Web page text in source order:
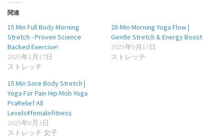
関連
15 Min Full Body Morning
Stretch - Proven Science
Backed Exercise!
2025年1月17日
ストレッチ
28-Min Morning Yoga Flow |
Gentle Stretch & Energy Boost
2025年9月17日
ストレッチ
15 Min Sore Body Stretch |
Yoga For Pain Hip Mob Yoga
PraRelief All
Levels#femalefitness
2025年8月3日
ストレッチ 女子